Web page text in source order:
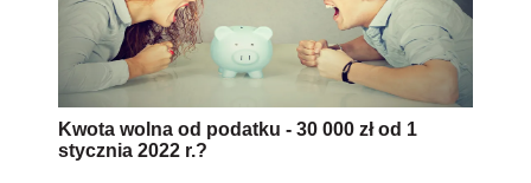
Kwota wolna od podatku - 30 000 zł od 1
stycznia 2022 r.?